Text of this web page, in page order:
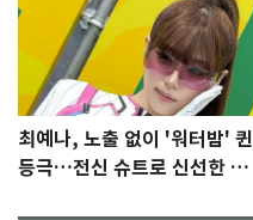
최예나, 노출 없이 '워터밤' 퀸
등극…전신 슈트로 신선한 충